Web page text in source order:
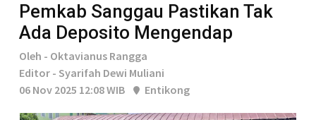
Pemkab Sanggau Pastikan Tak
Ada Deposito Mengendap
Oleh - Oktavianus Rangga
Editor - Syarifah Dewi Muliani
06 Nov 2025 12:08 WIB
Entikong